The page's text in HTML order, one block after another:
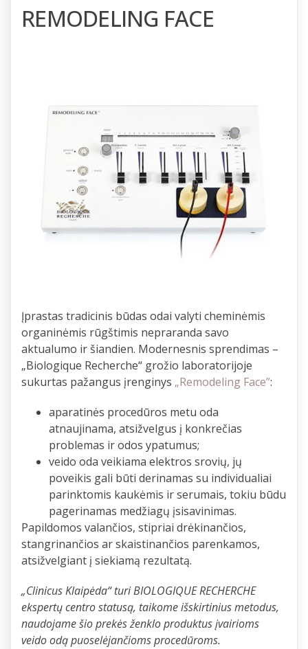
REMODELING FACE
Įprastas tradicinis būdas odai valyti cheminėmis
organinėmis rūgštimis nepraranda savo
aktualumo ir šiandien. Modernesnis sprendimas –
„Biologique Recherche“ grožio laboratorijoje
sukurtas pažangus įrenginys „Remodeling Face”:
aparatinės procedūros metu oda
atnaujinama, atsižvelgus į konkrečias
problemas ir odos ypatumus;
veido oda veikiama elektros srovių, jų
poveikis gali būti derinamas su individualiai
parinktomis kaukėmis ir serumais, tokiu būdu
pagerinamas medžiagų įsisavinimas.
Papildomos valančios, stipriai drėkinančios,
stangrinančios ar skaistinančios parenkamos,
atsižvelgiant į siekiamą rezultatą.
„Clinicus Klaipėda“ turi BIOLOGIQUE RECHERCHE
ekspertų centro statusą, taikome išskirtinius metodus,
naudojame šio prekės ženklo produktus įvairioms
veido odą puoselėjančioms procedūroms.